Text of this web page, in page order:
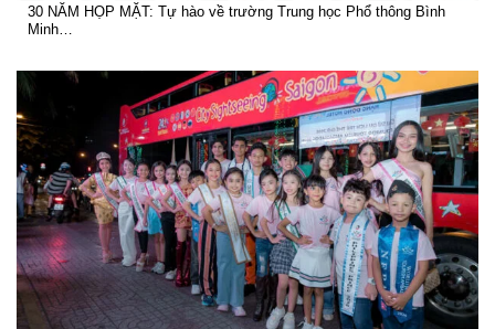
30 NĂM HỌP MẶT: Tự hào về trường Trung học Phổ thông Bình
Minh…